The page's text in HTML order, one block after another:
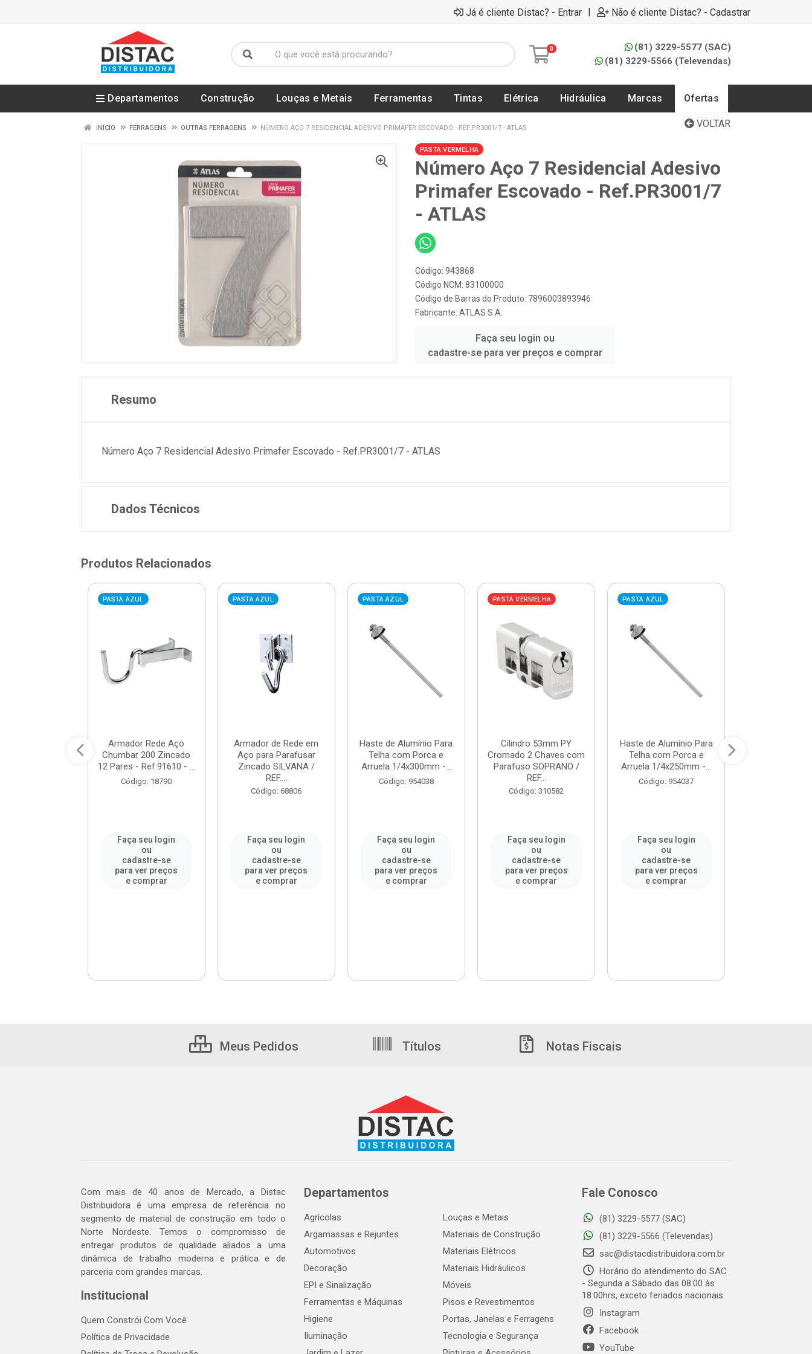
Já é cliente Distac? - Entrar | Não é cliente Distac? - Cadastrar
0
(81) 3229-5577 (SAC)
(81) 3229-5566 (Televendas)
Departamentos Construção Louças e Metais Ferramentas Tintas Elétrica Hidráulica Marcas Ofertas
VOLTAR
INÍCIO FERRAGENS OUTRAS FERRAGENS NÚMERO AÇO 7 RESIDENCIAL ADESIVO PRIMAFER ESCOVADO - REF.PR3001/7 - ATLAS
PASTA VERMELHA
Número Aço 7 Residencial Adesivo
Primafer Escovado - Ref.PR3001/7
- ATLAS
Código: 943868
Código NCM: 83100000
Código de Barras do Produto: 7896003893946
Fabricante: ATLAS S.A.
Faça seu login ou
cadastre-se para ver preços e comprar
Resumo
Número Aço 7 Residencial Adesivo Primafer Escovado - Ref.PR3001/7 - ATLAS
Dados Técnicos
Produtos Relacionados
PASTA AZUL
Armador Rede Aço
Chumbar 200 Zincado
12 Pares - Ref.91610 - ...
Código: 18790
Faça seu login
ou
cadastre-se
para ver preços
e comprar
PASTA AZUL
Armador de Rede em
Aço para Parafusar
Zincado SILVANA /
REF....
Código: 68806
Faça seu login
ou
cadastre-se
para ver preços
e comprar
PASTA AZUL
Haste de Alumínio Para
Telha com Porca e
Arruela 1/4x300mm -...
Código: 954038
Faça seu login
ou
cadastre-se
para ver preços
e comprar
PASTA VERMELHA
Cilindro 53mm PY
Cromado 2 Chaves com
Parafuso SOPRANO /
REF...
Código: 310582
Faça seu login
ou
cadastre-se
para ver preços
e comprar
PASTA AZUL
Haste de Alumínio Para
Telha com Porca e
Arruela 1/4x250mm -...
Código: 954037
Faça seu login
ou
cadastre-se
para ver preços
e comprar
Meus Pedidos Títulos Notas Fiscais
Com mais de 40 anos de Mercado, a Distac
Distribuidora é uma empresa de referência no
segmento de material de construção em todo o
Norte Nordeste. Temos o compromisso de
entregar produtos de qualidade aliados a uma
dinâmica de trabalho moderna e prática e de
parceria com grandes marcas.
Institucional
Quem Constrói Com Você
Política de Privacidade
Departamentos
Agrícolas
Argamassas e Rejuntes
Automotivos
Decoração
EPI e Sinalização
Ferramentas e Máquinas
Higiene
Iluminação
Louças e Metais
Materiais de Construção
Materiais Elétricos
Materiais Hidráulicos
Móveis
Pisos e Revestimentos
Portas, Janelas e Ferragens
Tecnologia e Segurança
Fale Conosco
(81) 3229-5577 (SAC)
(81) 3229-5566 (Televendas)
sac@distacdistribuidora.com.br
Horário do atendimento do SAC
- Segunda a Sábado das 08:00 às
18:00hrs, exceto feriados nacionais.
Instagram
Facebook
YouTube